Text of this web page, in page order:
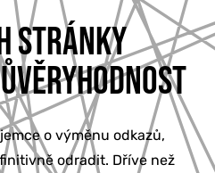
STRÁNKY
o výměnu odkazů,
odradit. Dříve než